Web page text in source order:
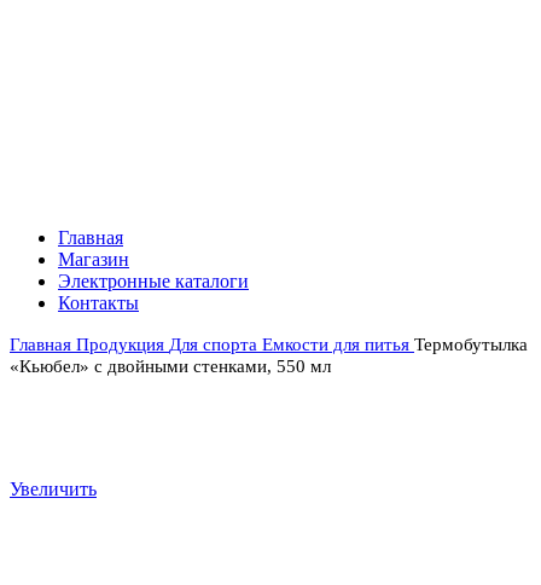
Главная
Магазин
Электронные каталоги
Контакты
Главная Продукция Для спорта Емкости для питья Термобутылка
«Кьюбел» с двойными стенками, 550 мл
Увеличить